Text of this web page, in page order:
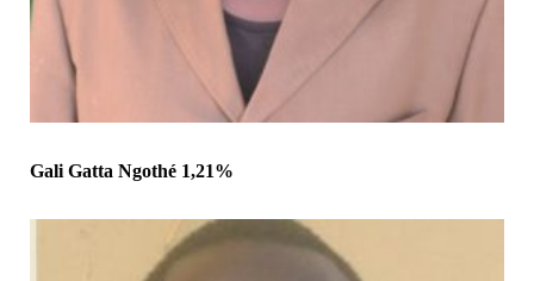
Gali Gatta Ngothé 1,21%